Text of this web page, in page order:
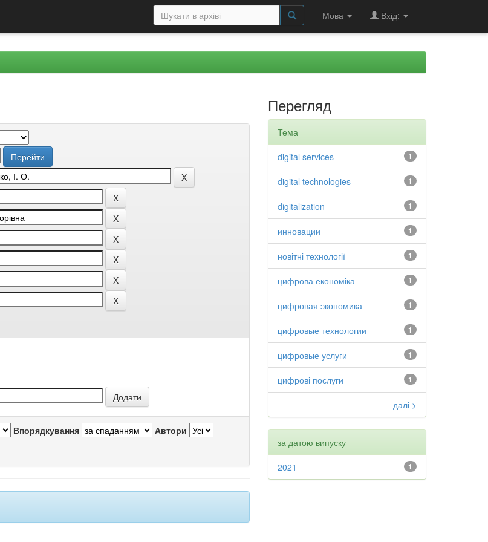
Мова Вхід:
Впорядкування Автори
Перегляд
Тема
1
digital services
1
digital technologies
1
digitalization
1
инновации
1
новітні технології
1
цифрова економіка
1
цифровая экономика
1
цифровые технологии
1
цифровые услуги
1
цифрові послуги
далі >
за датою випуску
1
2021